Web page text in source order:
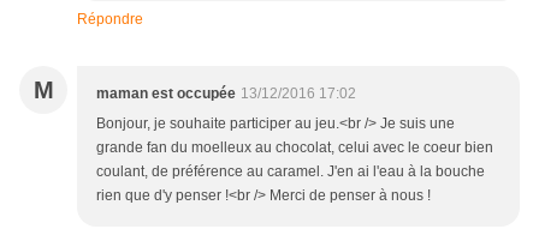
Répondre
M maman est occupée 13/12/2016 17:02
Bonjour, je souhaite participer au jeu.<br /> Je suis une
grande fan du moelleux au chocolat, celui avec le coeur bien
coulant, de préférence au caramel. J'en ai l'eau à la bouche
rien que d'y penser !<br /> Merci de penser à nous !